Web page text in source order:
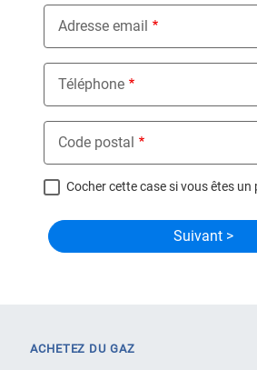
Adresse email
Téléphone
Code postal
Cocher cette case si vous êtes un
ACHETEZ DU GAZ